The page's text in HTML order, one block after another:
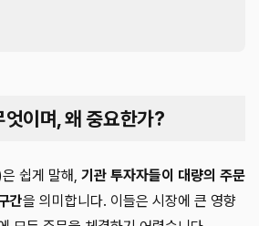
이며, 왜 중요한가?
쉽게 말해, 기관 투자자들이 대량의 주문
간을 의미합니다. 이들은 시장에 큰 영향